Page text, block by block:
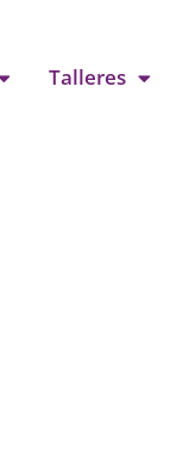
Talleres